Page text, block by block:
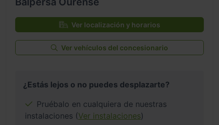
Ver localización y horarios
Ver vehículos del concesionario
¿Estás lejos o no puedes desplazarte?
Pruébalo en cualquiera de nuestras
instalaciones (Ver instalaciones)